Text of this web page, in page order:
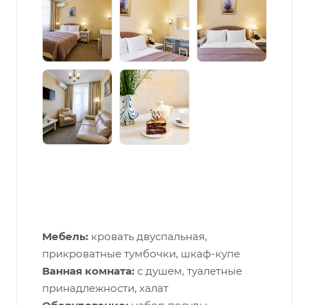
Мебель: кровать двуспальная,
прикроватные тумбочки, шкаф-купе
Ванная комната: с душем, туалетные
принадлежности, халат